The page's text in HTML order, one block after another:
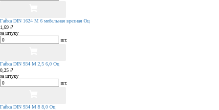
Гайка DIN 1624 М 6 мебельная врезная Оц
1,69 ₽
за штуку
шт.
Гайка DIN 934 М 2,5 6,0 Оц
0,25 ₽
за штуку
шт.
Гайка DIN 934 М 8 8,0 Оц